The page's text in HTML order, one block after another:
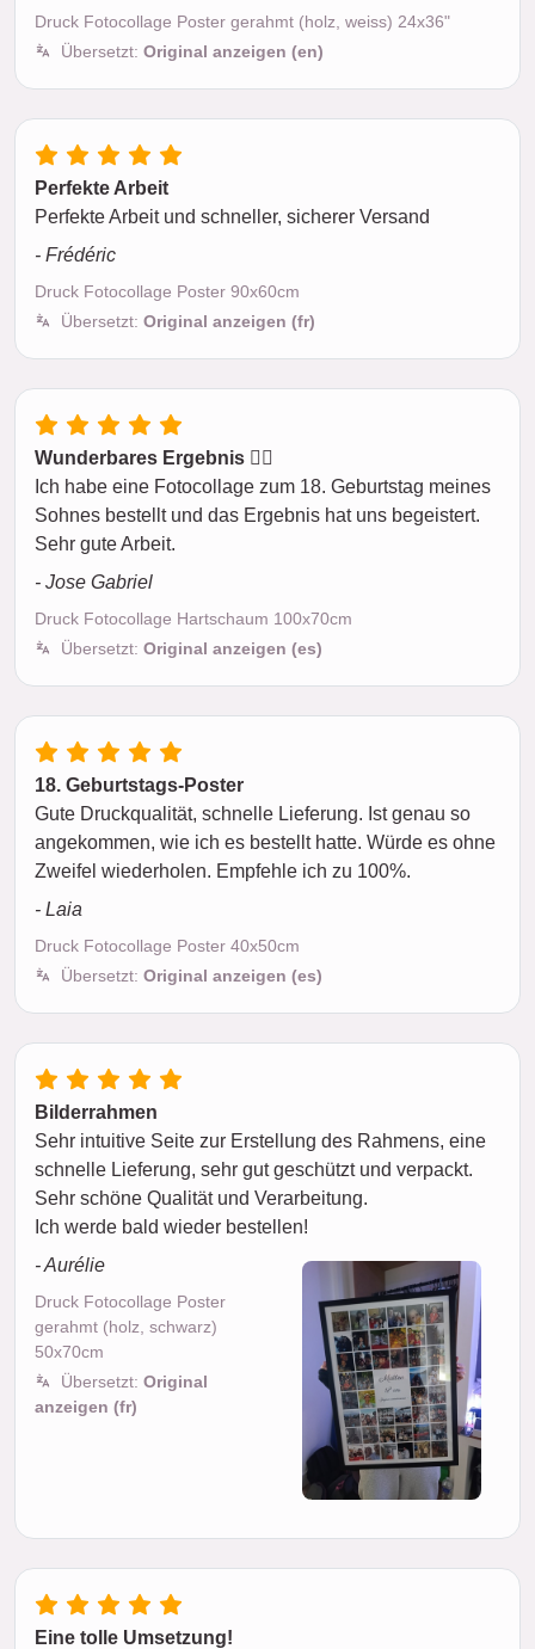
Druck Fotocollage Poster gerahmt (holz, weiss) 24x36"
Übersetzt: Original anzeigen (en)
Perfekte Arbeit
Perfekte Arbeit und schneller, sicherer Versand
- Frédéric
Druck Fotocollage Poster 90x60cm
Übersetzt: Original anzeigen (fr)
Wunderbares Ergebnis 👍🏾
Ich habe eine Fotocollage zum 18. Geburtstag meines
Sohnes bestellt und das Ergebnis hat uns begeistert.
Sehr gute Arbeit.
- Jose Gabriel
Druck Fotocollage Hartschaum 100x70cm
Übersetzt: Original anzeigen (es)
18. Geburtstags-Poster
Gute Druckqualität, schnelle Lieferung. Ist genau so
angekommen, wie ich es bestellt hatte. Würde es ohne
Zweifel wiederholen. Empfehle ich zu 100%.
- Laia
Druck Fotocollage Poster 40x50cm
Übersetzt: Original anzeigen (es)
Bilderrahmen
Sehr intuitive Seite zur Erstellung des Rahmens, eine
schnelle Lieferung, sehr gut geschützt und verpackt.
Sehr schöne Qualität und Verarbeitung.
Ich werde bald wieder bestellen!
- Aurélie
Druck Fotocollage Poster
gerahmt (holz, schwarz)
50x70cm
Übersetzt: Original
anzeigen (fr)
Eine tolle Umsetzung!